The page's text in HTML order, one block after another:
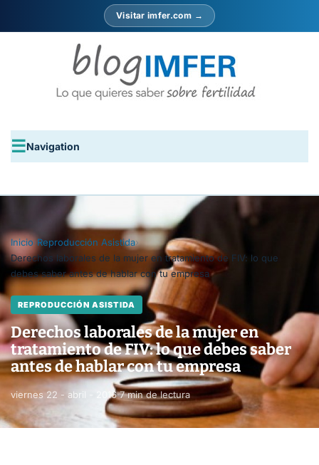
Visitar imfer.com →
Navigation
Inicio ›Reproducción Asistida›
Derechos laborales de la mujer en tratamiento de FIV: lo que
debes saber antes de hablar con tu empresa
REPRODUCCIÓN ASISTIDA
Derechos laborales de la mujer en
tratamiento de FIV: lo que debes saber
antes de hablar con tu empresa
viernes 22 - abril - 2016·7 min de lectura